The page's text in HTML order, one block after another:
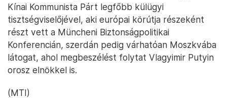
Kínai Kommunista Párt legfőbb külügyi
tisztségviselőjével, aki európai körútja részeként
részt vett a Müncheni Biztonságpolitikai
Konferencián, szerdán pedig várhatóan Moszkvába
látogat, ahol megbeszélést folytat Vlagyimir Putyin
orosz elnökkel is.
(MTI)